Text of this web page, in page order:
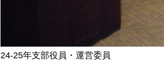
24-25年支部役員・運営委員